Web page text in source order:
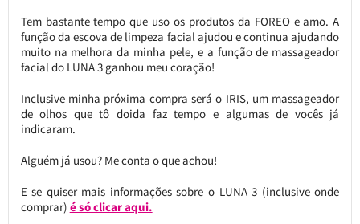
Tem bastante tempo que uso os produtos da FOREO e amo. A
função da escova de limpeza facial ajudou e continua ajudando
muito na melhora da minha pele, e a função de massageador
facial do LUNA 3 ganhou meu coração!
Inclusive minha próxima compra será o IRIS, um massageador
de olhos que tô doida faz tempo e algumas de vocês já
indicaram.
Alguém já usou? Me conta o que achou!
E se quiser mais informações sobre o LUNA 3 (inclusive onde
comprar) é só clicar aqui.